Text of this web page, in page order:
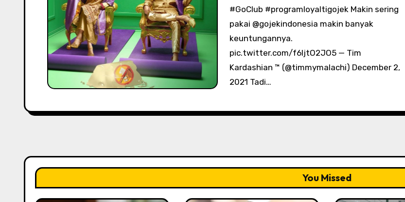
#GoClub #programloyaltigojek Makin sering
pakai @gojekindonesia makin banyak
keuntungannya.
pic.twitter.com/f6ljtO2JO5 — Tim
Kardashian ™ (@timmymalachi) December 2,
2021 Tadi…
You Missed